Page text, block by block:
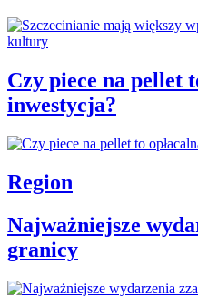
Czy piece na pellet
inwestycja?
Region
Najważniejsze
granicy